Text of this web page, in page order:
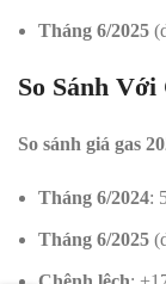
Tháng 6/2025
So Sánh
So sánh giá gas
Tháng 6/2024:
Tháng 6/2025